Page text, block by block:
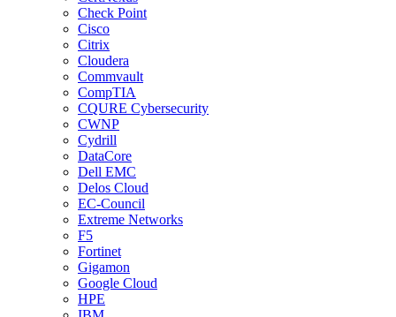
Check Point
Cisco
Citrix
Cloudera
Commvault
CompTIA
CQURE Cybersecurity
CWNP
Cydrill
DataCore
Dell EMC
Delos Cloud
EC-Council
Extreme Networks
F5
Fortinet
Gigamon
Google Cloud
HPE